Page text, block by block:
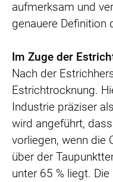
aufmerksam und
genauere Definition
Im Zuge der
Nach der
Estrichtrocknung.
Industrie präziser
wird angeführt,
vorliegen, wenn die
über der
unter 65 % liegt.